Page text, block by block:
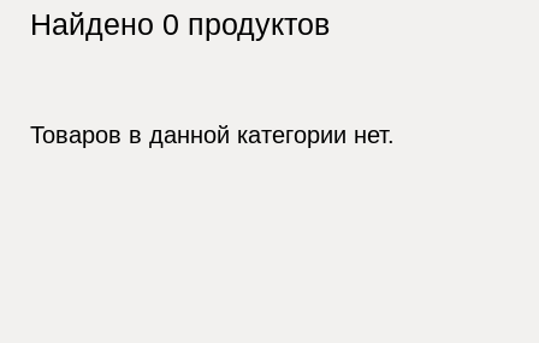
Найдено 0 продуктов
Товаров в данной категории нет.